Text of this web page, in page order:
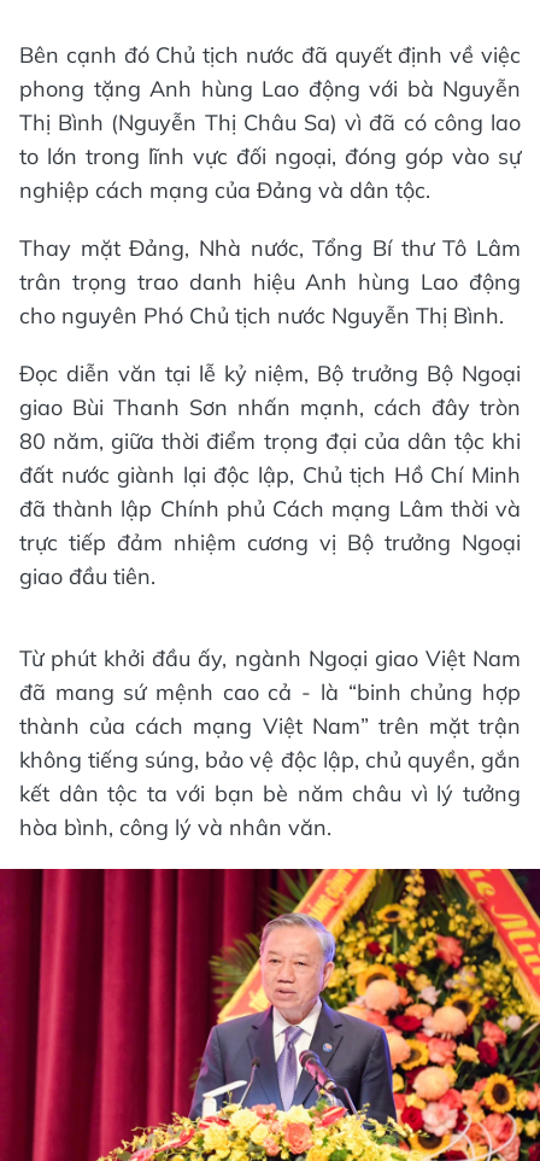
Bên cạnh đó Chủ tịch nước đã quyết định về việc
phong tặng Anh hùng Lao động với bà Nguyễn
Thị Bình (Nguyễn Thị Châu Sa) vì đã có công lao
to lớn trong lĩnh vực đối ngoại, đóng góp vào sự
nghiệp cách mạng của Đảng và dân tộc.
Thay mặt Đảng, Nhà nước, Tổng Bí thư Tô Lâm
trân trọng trao danh hiệu Anh hùng Lao động
cho nguyên Phó Chủ tịch nước Nguyễn Thị Bình.
Đọc diễn văn tại lễ kỷ niệm, Bộ trưởng Bộ Ngoại
giao Bùi Thanh Sơn nhấn mạnh, cách đây tròn
80 năm, giữa thời điểm trọng đại của dân tộc khi
đất nước giành lại độc lập, Chủ tịch Hồ Chí Minh
đã thành lập Chính phủ Cách mạng Lâm thời và
trực tiếp đảm nhiệm cương vị Bộ trưởng Ngoại
giao đầu tiên.
Từ phút khởi đầu ấy, ngành Ngoại giao Việt Nam
đã mang sứ mệnh cao cả - là “binh chủng hợp
thành của cách mạng Việt Nam” trên mặt trận
không tiếng súng, bảo vệ độc lập, chủ quyền, gắn
kết dân tộc ta với bạn bè năm châu vì lý tưởng
hòa bình, công lý và nhân văn.